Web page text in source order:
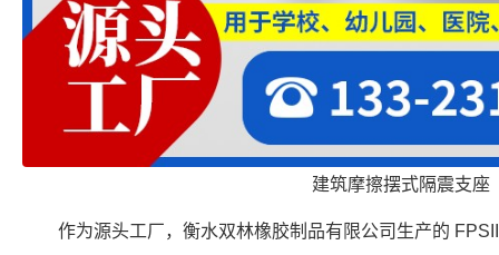
建筑摩擦摆式隔震支座
作为源头工厂，衡水双林橡胶制品有限公司生产的